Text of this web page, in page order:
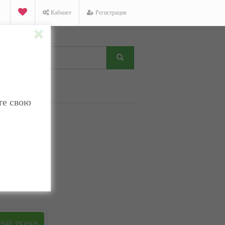
Кабинет Регистрация
свою